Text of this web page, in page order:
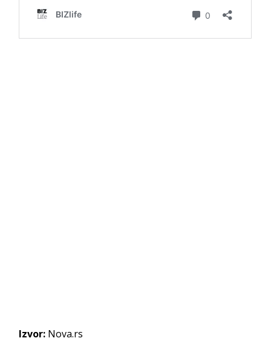
Izvor: Nova.rs